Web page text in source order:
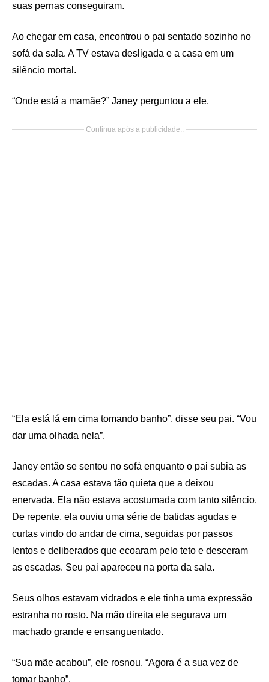
suas pernas conseguiram.
Ao chegar em casa, encontrou o pai sentado sozinho no
sofá da sala. A TV estava desligada e a casa em um
silêncio mortal.
“Onde está a mamãe?” Janey perguntou a ele.
Continua após a publicidade..
“Ela está lá em cima tomando banho”, disse seu pai. “Vou
dar uma olhada nela”.
Janey então se sentou no sofá enquanto o pai subia as
escadas. A casa estava tão quieta que a deixou
enervada. Ela não estava acostumada com tanto silêncio.
De repente, ela ouviu uma série de batidas agudas e
curtas vindo do andar de cima, seguidas por passos
lentos e deliberados que ecoaram pelo teto e desceram
as escadas. Seu pai apareceu na porta da sala.
Seus olhos estavam vidrados e ele tinha uma expressão
estranha no rosto. Na mão direita ele segurava um
machado grande e ensanguentado.
“Sua mãe acabou”, ele rosnou. “Agora é a sua vez de
tomar banho”.